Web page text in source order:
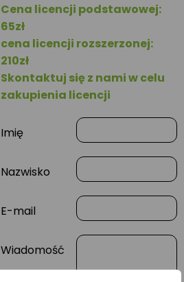
Cena licencji podstawowej:
65zł
cena licencji rozszerzonej:
210zł
Skontaktuj się z nami w celu
zakupienia licencji
Imię
Nazwisko
E-mail
Wiadomość